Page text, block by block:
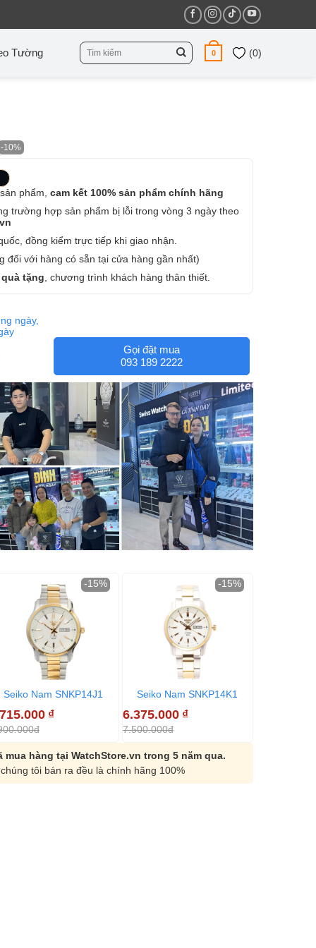
Tường
Tìm
kiếm:
0 (0)
-10%
phẩm, cam kết 100% sản phẩm chính hãng
trường hợp sản phẩm bị lỗi trong vòng 3 ngày theo
đồng kiểm trực tiếp khi giao nhận.
đối với hàng có sẵn tại cửa hàng gần nhất)
tặng , chương trình khách hàng thân thiết.
ngày,
Gọi đặt mua
093 189 2222
Seiko Nam SNKP14J1
₫
-15%
Seiko Nam SNKP14K1
6.375.000 ₫
7.500.000đ
-15%
mua hàng tại WatchStore.vn trong 5 năm qua.
tôi bán ra đều là chính hãng 100%